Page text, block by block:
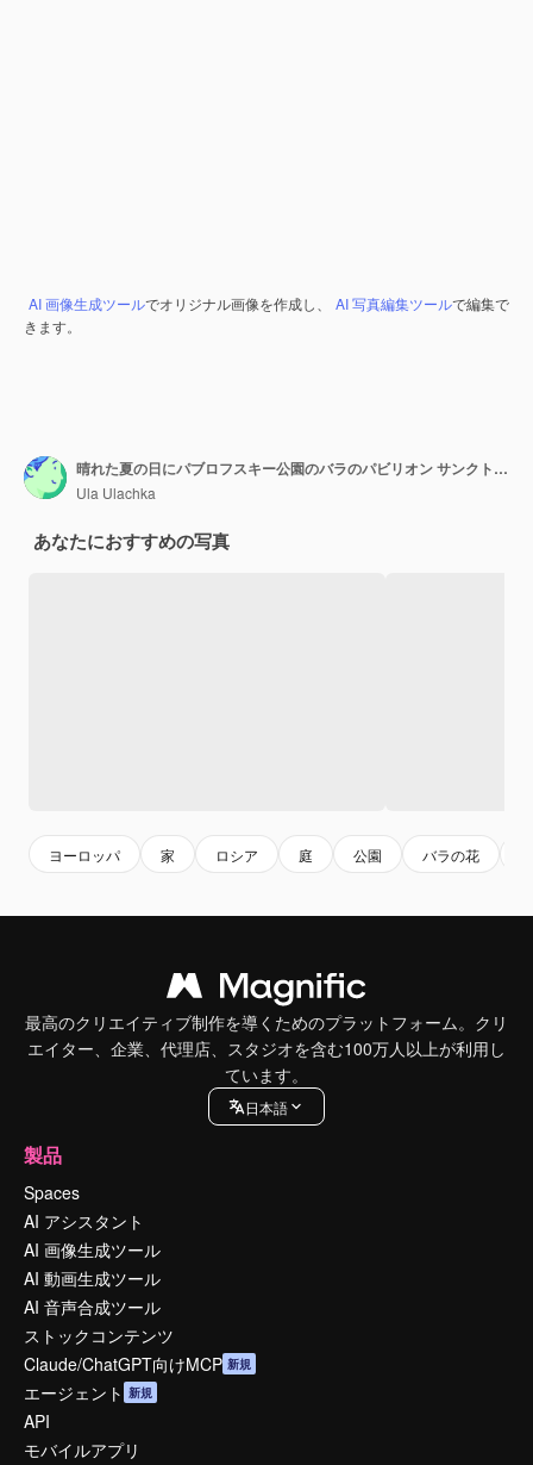
AI 画像生成ツールでオリジナル画像を作成し、 AI 写真編集ツールで編集で
きます。
晴れた夏の日にパブロフスキー公園のバラのパビリオン サンクトペテルブルク ロシア
Ula Ulachka
あなたにおすすめの写真
ヨーロッパ 家 ロシア 庭 公園 バラの花
最高のクリエイティブ制作を導くためのプラットフォーム。クリ
エイター、企業、代理店、スタジオを含む100万人以上が利用し
ています。
日本語
製品
Spaces
AI アシスタント
AI 画像生成ツール
AI 動画生成ツール
AI 音声合成ツール
ストックコンテンツ
Claude/ChatGPT向けMCP 新規
エージェント 新規
API
モバイルアプリ